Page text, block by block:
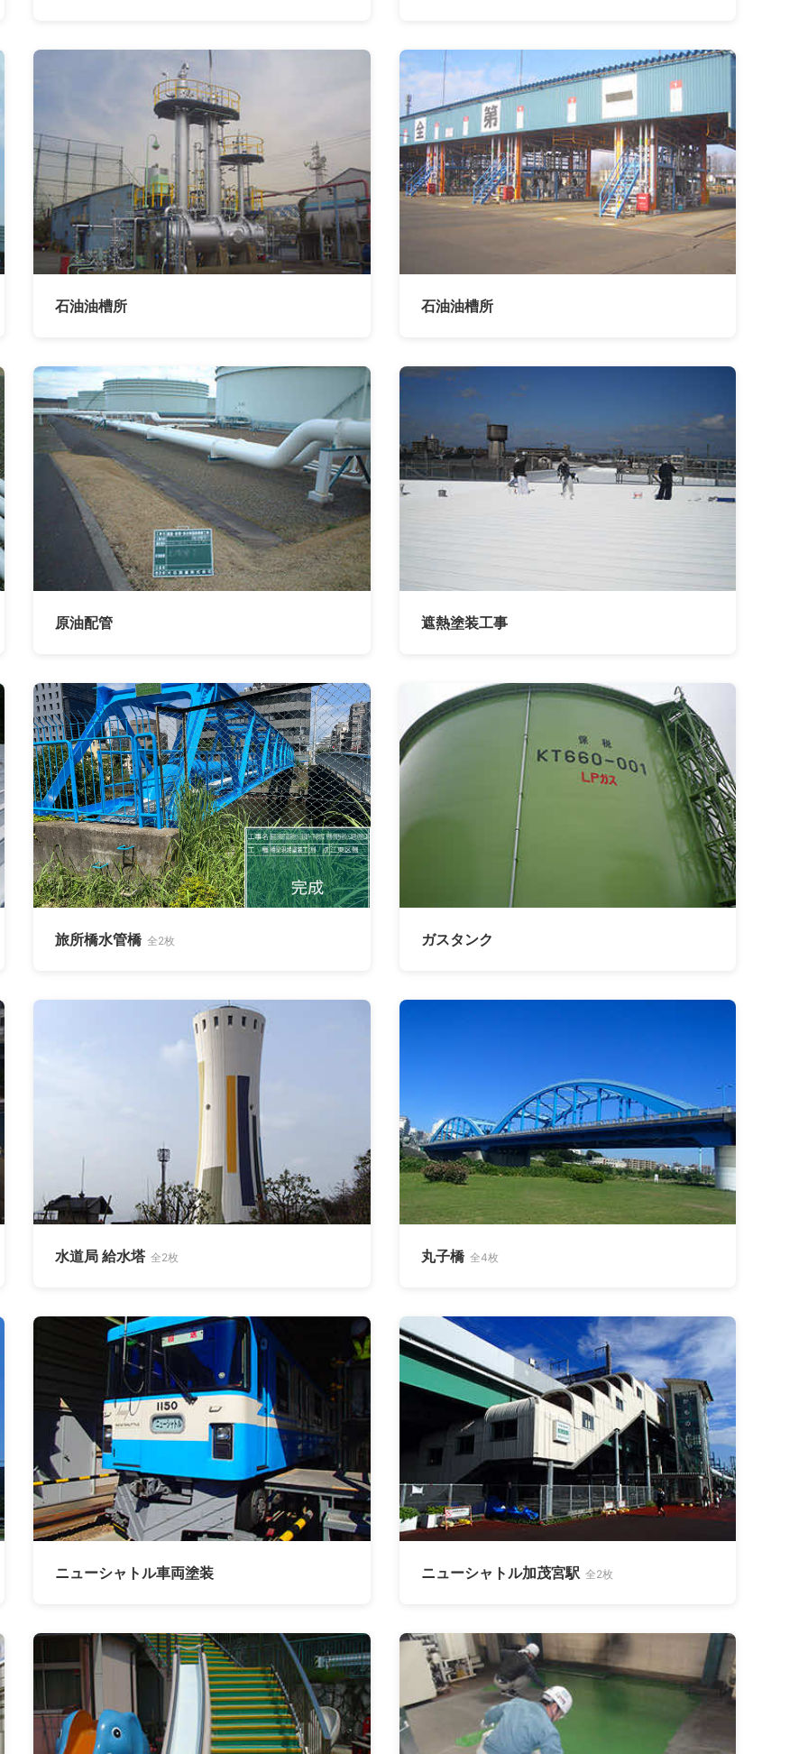
石油油槽所 石油油槽所
原油配管 遮熱塗装工事
旅所橋水管橋 全2枚 ガスタンク
水道局 給水塔 全2枚 丸子橋 全4枚
ニューシャトル車両塗装 ニューシャトル加茂宮駅 全2枚